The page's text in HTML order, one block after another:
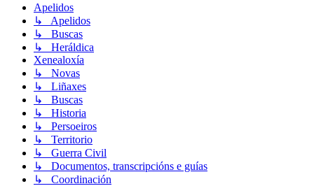
Apelidos
↳ Apelidos
↳ Buscas
↳ Heráldica
Xenealoxía
↳ Novas
↳ Liñaxes
↳ Buscas
↳ Historia
↳ Persoeiros
↳ Territorio
↳ Guerra Civil
↳ Documentos, transcripcións e guías
↳ Coordinación